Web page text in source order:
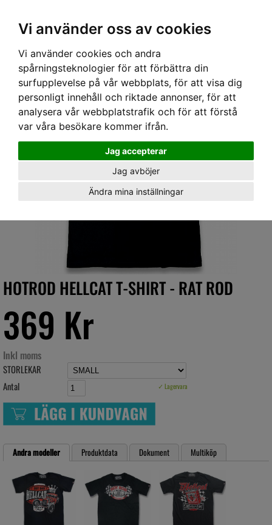
Vi använder oss av cookies
Vi använder cookies och andra
spårningsteknologier för att förbättra din
surfupplevelse på vår webbplats, för att visa dig
personligt innehåll och riktade annonser, för att
analysera vår webbplatstrafik och för att förstå
var våra besökare kommer ifrån.
Jag accepterar
Jag avböjer
Ändra mina inställningar
Hem› HERR›T-SHIRT › HOTROD HELLCAT T-SHIRT - RAT ROD
HOTROD HELLCAT T-SHIRT - RAT ROD
369 Kr
Inkl moms
STORLEKAR
Antal
✓ Lagervara
Andra modeller Produktdata Dokument Multiköp